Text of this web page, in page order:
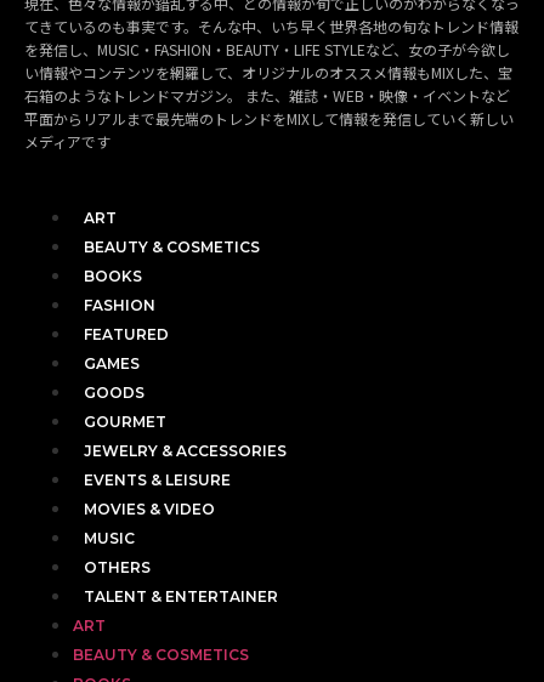
てきているのも事実です。そんな中、いち早く世界各地の旬なトレンド情報
を発信し、MUSIC・FASHION・BEAUTY・LIFE STYLEなど、女の子が今欲し
い情報やコンテンツを網羅して、オリジナルのオススメ情報もMIXした、宝
石箱のようなトレンドマガジン。 また、雑誌・WEB・映像・イベントなど
平面からリアルまで最先端のトレンドをMIXして情報を発信していく新しい
メディアです
ART
BEAUTY & COSMETICS
BOOKS
FASHION
FEATURED
GAMES
GOODS
GOURMET
JEWELRY & ACCESSORIES
EVENTS & LEISURE
MOVIES & VIDEO
MUSIC
OTHERS
TALENT & ENTERTAINER
ART
BEAUTY & COSMETICS